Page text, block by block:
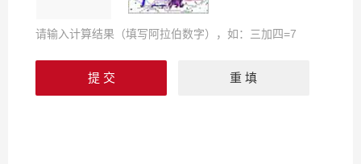
请输入计算结果（填写阿拉伯数字），如：三加四=7